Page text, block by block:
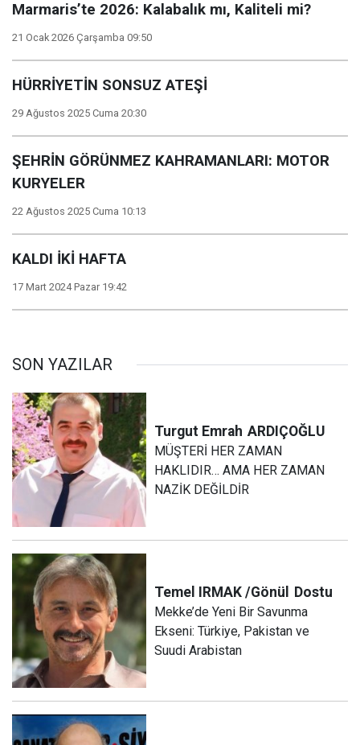
Marmaris’te 2026: Kalabalık mı, Kaliteli mi?
21 Ocak 2026 Çarşamba 09:50
HÜRRİYETİN SONSUZ ATEŞİ
29 Ağustos 2025 Cuma 20:30
ŞEHRİN GÖRÜNMEZ KAHRAMANLARI: MOTOR
KURYELER
22 Ağustos 2025 Cuma 10:13
KALDI İKİ HAFTA
17 Mart 2024 Pazar 19:42
SON YAZILAR
Turgut Emrah ARDIÇOĞLU
MÜŞTERİ HER ZAMAN
HAKLIDIR… AMA HER ZAMAN
NAZİK DEĞİLDİR
Temel IRMAK /Gönül Dostu
Mekke’de Yeni Bir Savunma
Ekseni: Türkiye, Pakistan ve
Suudi Arabistan